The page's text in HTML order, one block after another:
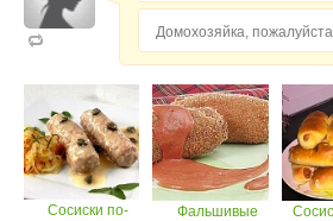
Сосиски по-
Фальшивые